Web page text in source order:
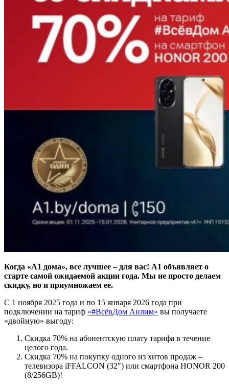
Когда «А1 дома», все лучшее – для вас! А1 объявляет о
старте самой ожидаемой акции года. Мы не просто делаем
скидку, но и приумножаем ее.
С 1 ноября 2025 года и по 15 января 2026 года при
подключении на тариф «#ВсёвДом Анлим» вы получаете
«двойную» выгоду:
Скидка 70% на абонентскую плату тарифа в течение
целого года.
Скидка 70% на покупку одного из хитов продаж –
телевизора iFFALCON (32″) или смартфона HONOR 200
(8/256GB)!